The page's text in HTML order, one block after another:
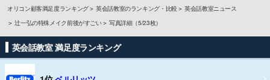
オリコン顧客満足度ランキング 英会話教室のランキング・比較
英会話教室ニュース
辻一弘の特殊メイク前後がすごい
写真詳細（5/23枚）
英会話教室 満足度ランキング